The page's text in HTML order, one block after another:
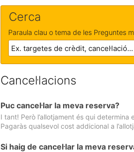
Cerca
Paraula clau o tema de les Preguntes
Cancel·lacions
Puc cancel·lar la meva reserva?
I tant! Però l’allotjament és qui determina
Pagaràs qualsevol cost addicional a
Si haig de cancel·lar la meva